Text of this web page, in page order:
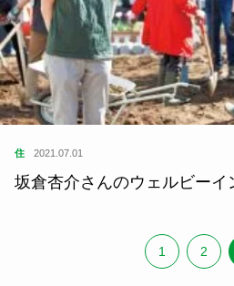
住 2021.07.01
坂倉杏介さんのウェルビーイ
1 2